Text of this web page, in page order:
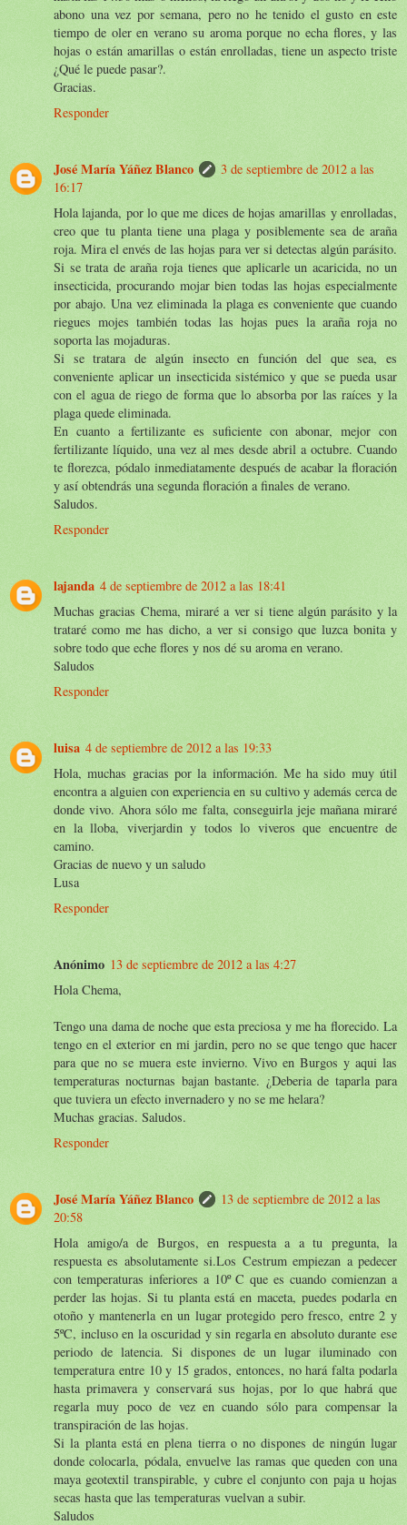
abono una vez por semana, pero no he tenido el gusto en este
tiempo de oler en verano su aroma porque no echa flores, y las
hojas o están amarillas o están enrolladas, tiene un aspecto triste
¿Qué le puede pasar?.
Gracias.
Responder
José María Yáñez Blanco
3 de septiembre de 2012 a las
16:17
Hola lajanda, por lo que me dices de hojas amarillas y enrolladas,
creo que tu planta tiene una plaga y posiblemente sea de araña
roja. Mira el envés de las hojas para ver si detectas algún parásito.
Si se trata de araña roja tienes que aplicarle un acaricida, no un
insecticida, procurando mojar bien todas las hojas especialmente
por abajo. Una vez eliminada la plaga es conveniente que cuando
riegues mojes también todas las hojas pues la araña roja no
soporta las mojaduras.
Si se tratara de algún insecto en función del que sea, es
conveniente aplicar un insecticida sistémico y que se pueda usar
con el agua de riego de forma que lo absorba por las raíces y la
plaga quede eliminada.
En cuanto a fertilizante es suficiente con abonar, mejor con
fertilizante líquido, una vez al mes desde abril a octubre. Cuando
te florezca, pódalo inmediatamente después de acabar la floración
y así obtendrás una segunda floración a finales de verano.
Saludos.
Responder
lajanda 4 de septiembre de 2012 a las 18:41
Muchas gracias Chema, miraré a ver si tiene algún parásito y la
trataré como me has dicho, a ver si consigo que luzca bonita y
sobre todo que eche flores y nos dé su aroma en verano.
Saludos
Responder
luisa 4 de septiembre de 2012 a las 19:33
Hola, muchas gracias por la información. Me ha sido muy útil
encontra a alguien con experiencia en su cultivo y además cerca de
donde vivo. Ahora sólo me falta, conseguirla jeje mañana miraré
en la lloba, viverjardin y todos lo viveros que encuentre de
camino.
Gracias de nuevo y un saludo
Lusa
Responder
Anónimo 13 de septiembre de 2012 a las 4:27
Hola Chema,
Tengo una dama de noche que esta preciosa y me ha florecido. La
tengo en el exterior en mi jardin, pero no se que tengo que hacer
para que no se muera este invierno. Vivo en Burgos y aqui las
temperaturas nocturnas bajan bastante. ¿Deberia de taparla para
que tuviera un efecto invernadero y no se me helara?
Muchas gracias. Saludos.
Responder
José María Yáñez Blanco
13 de septiembre de 2012 a las
20:58
Hola amigo/a de Burgos, en respuesta a a tu pregunta, la
respuesta es absolutamente si.Los Cestrum empiezan a pedecer
con temperaturas inferiores a 10º C que es cuando comienzan a
perder las hojas. Si tu planta está en maceta, puedes podarla en
otoño y mantenerla en un lugar protegido pero fresco, entre 2 y
5ºC, incluso en la oscuridad y sin regarla en absoluto durante ese
periodo de latencia. Si dispones de un lugar iluminado con
temperatura entre 10 y 15 grados, entonces, no hará falta podarla
hasta primavera y conservará sus hojas, por lo que habrá que
regarla muy poco de vez en cuando sólo para compensar la
transpiración de las hojas.
Si la planta está en plena tierra o no dispones de ningún lugar
donde colocarla, pódala, envuelve las ramas que queden con una
maya geotextil transpirable, y cubre el conjunto con paja u hojas
secas hasta que las temperaturas vuelvan a subir.
Saludos